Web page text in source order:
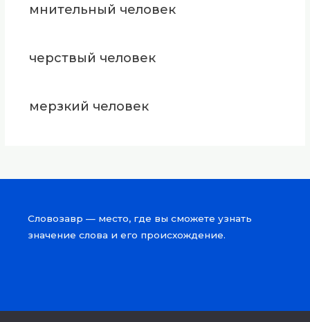
мнительный человек
черствый человек
мерзкий человек
Словозавр — место, где вы сможете узнать
значение слова и его происхождение.